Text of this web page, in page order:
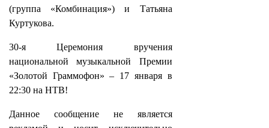
(группа «Комбинация») и Татьяна
Куртукова.
30-я Церемония вручения
национальной музыкальной Премии
«Золотой Граммофон» – 17 января в
22:30 на НТВ!
Данное сообщение не является